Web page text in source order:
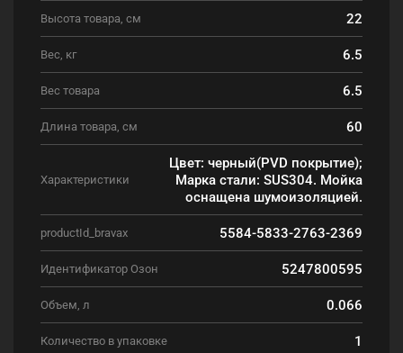
Высота товара, см 22
Вес, кг 6.5
Вес товара 6.5
Длина товара, см 60
Характеристики
Цвет: черный(PVD покрытие);
Марка стали: SUS304. Мойка
оснащена шумоизоляцией.
productId_bravax 5584-5833-2763-2369
Идентификатор Озон 5247800595
Объем, л 0.066
Количество в упаковке 1